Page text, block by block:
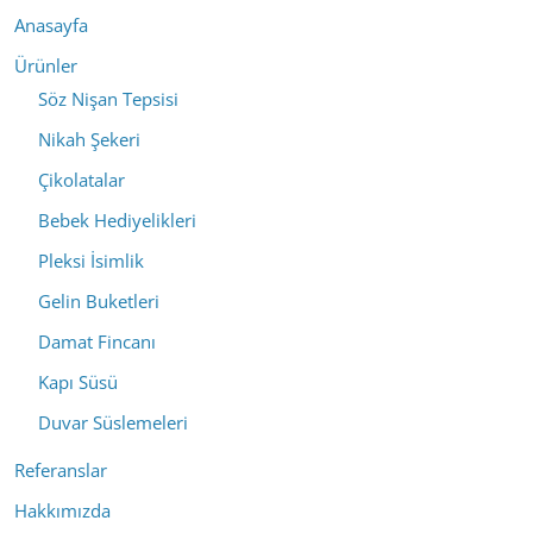
Anasayfa
Ürünler
Söz Nişan Tepsisi
Nikah Şekeri
Çikolatalar
Bebek Hediyelikleri
Pleksi İsimlik
Gelin Buketleri
Damat Fincanı
Kapı Süsü
Duvar Süslemeleri
Referanslar
Hakkımızda